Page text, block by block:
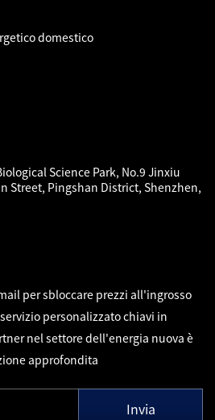
domestico
Science Park, No.9 Jinxiu
Street, Pingshan District, Shenzhen,
per sbloccare prezzi all'ingrosso
personalizzato chiavi in
nel settore dell'energia nuova è
approfondita
Invia